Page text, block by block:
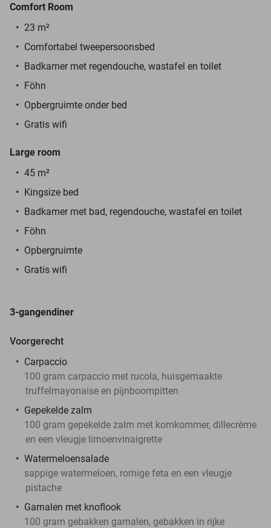
Comfort Room
23 m²
Comfortabel tweepersoonsbed
Badkamer met regendouche, wastafel en toilet
Föhn
Opbergruimte onder bed
Gratis wifi
Large room
45 m²
Kingsize bed
Badkamer met bad, regendouche, wastafel en toilet
Föhn
Opbergruimte
Gratis wifi
3-gangendiner
Voorgerecht
Carpaccio
100 gram carpaccio met rucola, huisgemaakte
truffelmayonaise en pijnboompitten
Gepekelde zalm
100 gram gepekelde zalm met komkommer, dillecrème
en een vleugje limoenvinaigrette
Watermeloensalade
sappige watermeloen, romige feta en een vleugje
pistache
Garnalen met knoflook
100 gram gebakken garnalen, gebakken in rijke